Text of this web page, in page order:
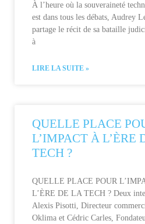
À l’heure où la souveraineté
est dans tous les débats, Audrey
partage le récit de sa bataille
à
LIRE LA SUITE »
QUELLE PLACE
L’IMPACT À L’ÈRE
TECH ?
QUELLE PLACE POUR
L’ÈRE DE LA TECH ? Deux
Alexis Pisotti, Directeur
Oklima et Cédric Carles,